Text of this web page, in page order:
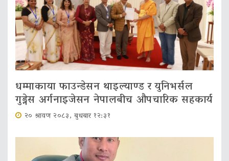
धम्माकाया फाउन्डेसन थाइल्याण्ड र युनिभर्सल
गुड्नेस अर्गनाइजेसन नेपालबीच औपचारिक सहकार्य
२० श्रावण २०८३, बुधबार १२:३१